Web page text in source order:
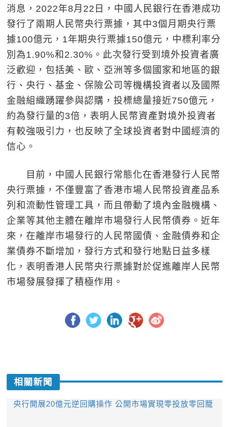
消息，2022年8月22日，中國人民銀行在香港成功
發行了兩期人民幣央行票據，其中3個月期央行票
據100億元，1年期央行票據150億元，中標利率分
別為1.90%和2.30%。此次發行受到境外投資者廣
泛歡迎，包括美、歐、亞洲等多個國家和地區的銀
行、央行、基金、保險公司等機構投資者以及國際
金融組織踴躍參與認購，投標總量接近750億元，
約為發行量的3倍，表明人民幣資產對境外投資者
有較強吸引力，也反映了全球投資者對中國經濟的
信心。
目前，中國人民銀行常態化在香港發行人民幣
央行票據，不僅豐富了香港市場人民幣投資產品系
列和流動性管理工具，而且帶動了境內金融機構、
企業等其他主體在離岸市場發行人民幣債券。近年
來，在離岸市場發行的人民幣國債、金融債券和企
業債券不斷增加，發行方式和發行地點日益多樣
化，表明香港人民幣央行票據對於促進離岸人民幣
市場發展發揮了積極作用。
相關新聞
央行開展20億元逆回購操作 公開市場實現零投放零回籠